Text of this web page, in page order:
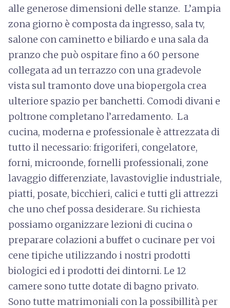
alle generose dimensioni delle stanze. L’ampia
zona giorno è composta da ingresso, sala tv,
salone con caminetto e biliardo e una sala da
pranzo che può ospitare fino a 60 persone
collegata ad un terrazzo con una gradevole
vista sul tramonto dove una biopergola crea
ulteriore spazio per banchetti. Comodi divani e
poltrone completano l’arredamento. La
cucina, moderna e professionale è attrezzata di
tutto il necessario: frigoriferi, congelatore,
forni, microonde, fornelli professionali, zone
lavaggio differenziate, lavastoviglie industriale,
piatti, posate, bicchieri, calici e tutti gli attrezzi
che uno chef possa desiderare. Su richiesta
possiamo organizzare lezioni di cucina o
preparare colazioni a buffet o cucinare per voi
cene tipiche utilizzando i nostri prodotti
biologici ed i prodotti dei dintorni. Le 12
camere sono tutte dotate di bagno privato.
Sono tutte matrimoniali con la possibillità per